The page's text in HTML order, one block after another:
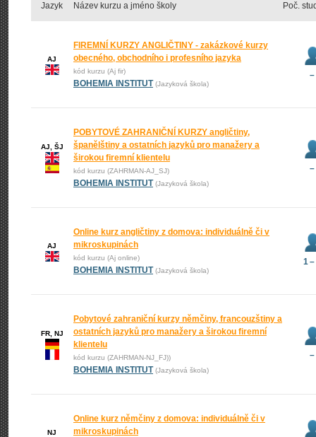
Jazyk Název kurzu a jméno školy Poč.
AJ
FIREMNÍ KURZY ANGLIČTINY - zakázkové kurzy
obecného, obchodního i profesního jazyka
kód kurzu (Aj fir)
BOHEMIA INSTITUT (Jazyková škola)
–
AJ, ŠJ
POBYTOVÉ ZAHRANIČNÍ KURZY angličtiny,
španělštiny a ostatních jazyků pro manažery a
širokou firemní klientelu
kód kurzu (ZAHRMAN-AJ_SJ)
BOHEMIA INSTITUT (Jazyková škola)
–
AJ
Online kurz angličtiny z domova: individuálně či v
mikroskupinách
kód kurzu (Aj online)
BOHEMIA INSTITUT (Jazyková škola)
1
FR, NJ
Pobytové zahraniční kurzy němčiny, francouzštiny a
ostatních jazyků pro manažery a širokou firemní
klientelu
kód kurzu (ZAHRMAN-NJ_FJ))
BOHEMIA INSTITUT (Jazyková škola)
–
NJ
Online kurz němčiny z domova: individuálně či v
mikroskupinách